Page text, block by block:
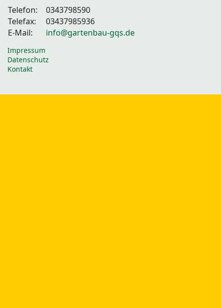
Telefon:
0343798590
Telefax:
03437985936
E-Mail:
info@gartenbau-gqs.de
Impressum
Datenschutz
Kontakt